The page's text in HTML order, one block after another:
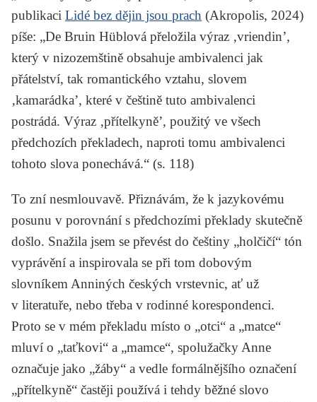
publikaci Lidé bez dějin jsou prach (Akropolis, 2024)
píše: „De Bruin Hüblová přeložila výraz ‚vriendin’,
který v nizozemštině obsahuje ambivalenci jak
přátelství, tak romantického vztahu, slovem
‚kamarádka’, které v češtině tuto ambivalenci
postrádá. Výraz ‚přítelkyně’, použitý ve všech
předchozích překladech, naproti tomu ambivalenci
tohoto slova ponechává.“ (s. 118)
To zní nesmlouvavě. Přiznávám, že k jazykovému
posunu v porovnání s předchozími překlady skutečně
došlo. Snažila jsem se převést do češtiny „holčičí“ tón
vyprávění a inspirovala se při tom dobovým
slovníkem Anniných českých vrstevnic, ať už
v literatuře, nebo třeba v rodinné korespondenci.
Proto se v mém překladu místo o „otci“ a „matce“
mluví o „taťkovi“ a „mamce“, spolužačky Anne
označuje jako „žáby“ a vedle formálnějšího označení
„přítelkyně“ častěji používá i tehdy běžné slovo